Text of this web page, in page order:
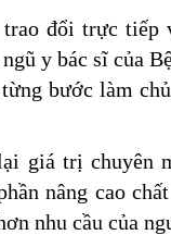
đổi trực tiếp
y bác sĩ của
bước làm
giá trị chuyên
nâng cao
nhu cầu của